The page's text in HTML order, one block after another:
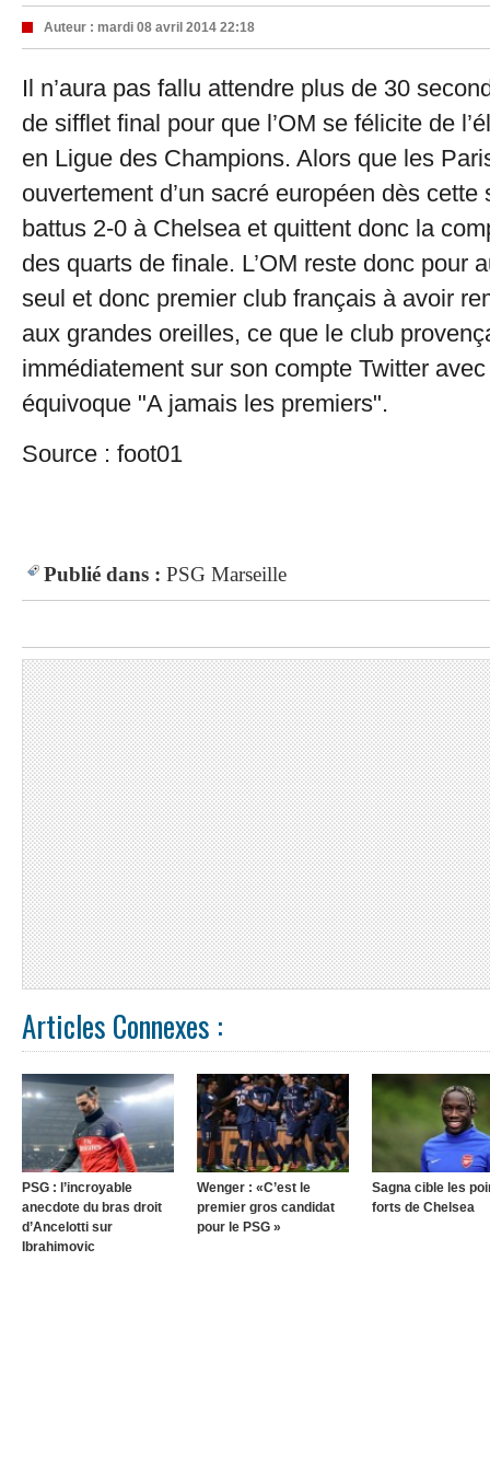
Auteur : mardi 08 avril 2014 22:18
Il n’aura pas fallu attendre plus de 30
de sifflet final pour que l’OM se félicite de
en Ligue des Champions. Alors que les
ouvertement d’un sacré européen dès
battus 2-0 à Chelsea et quittent donc la
des quarts de finale. L’OM reste donc pour
seul et donc premier club français à avoir
aux grandes oreilles, ce que le club
immédiatement sur son compte Twitter
équivoque "A jamais les premiers".
Source : foot01
Publié dans : PSG Marseille
Articles Connexes :
PSG : l’incroyable
anecdote du bras droit
d’Ancelotti sur
Ibrahimovic
Wenger : «C’est le
premier gros candidat
pour le PSG »
Sagna cible les
forts de Chelsea